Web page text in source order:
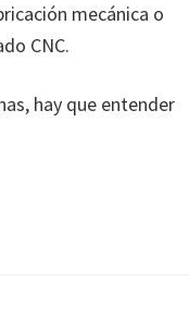
mecánica o
CNC.
hay que entender